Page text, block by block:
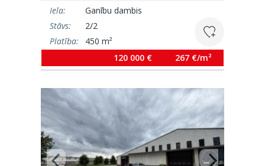
Iela:
Ganību dambis
Stāvs:
2/2
Platība:
450 m²
120 000 €
267 €/m²